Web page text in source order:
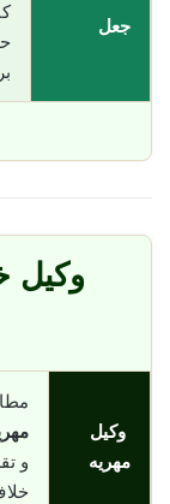
جعل
وکیل
وکیل
مهریه
و